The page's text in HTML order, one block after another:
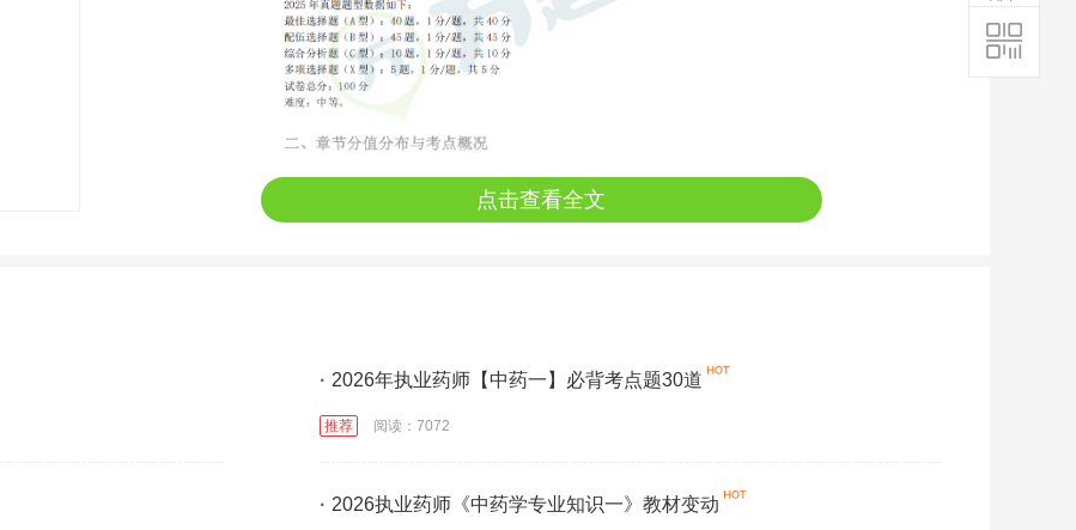
点击查看全文
· 2026年执业药师【中药一】必背考点题30道
推荐 阅读：7072
· 2026执业药师《中药学专业知识一》教材变动